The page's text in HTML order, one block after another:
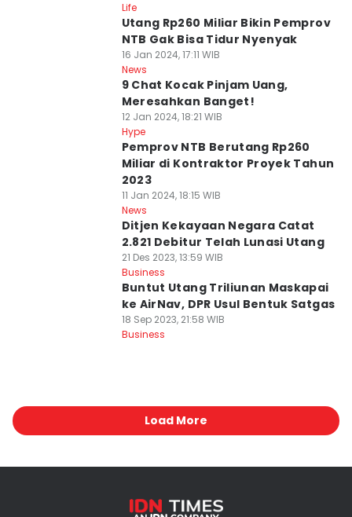
Life
Utang Rp260 Miliar Bikin Pemprov
NTB Gak Bisa Tidur Nyenyak
16 Jan 2024, 17:11 WIB
News
9 Chat Kocak Pinjam Uang,
Meresahkan Banget!
12 Jan 2024, 18:21 WIB
Hype
Pemprov NTB Berutang Rp260
Miliar di Kontraktor Proyek Tahun
2023
11 Jan 2024, 18:15 WIB
News
Ditjen Kekayaan Negara Catat
2.821 Debitur Telah Lunasi Utang
21 Des 2023, 13:59 WIB
Business
Buntut Utang Triliunan Maskapai
ke AirNav, DPR Usul Bentuk Satgas
18 Sep 2023, 21:58 WIB
Business
Load More